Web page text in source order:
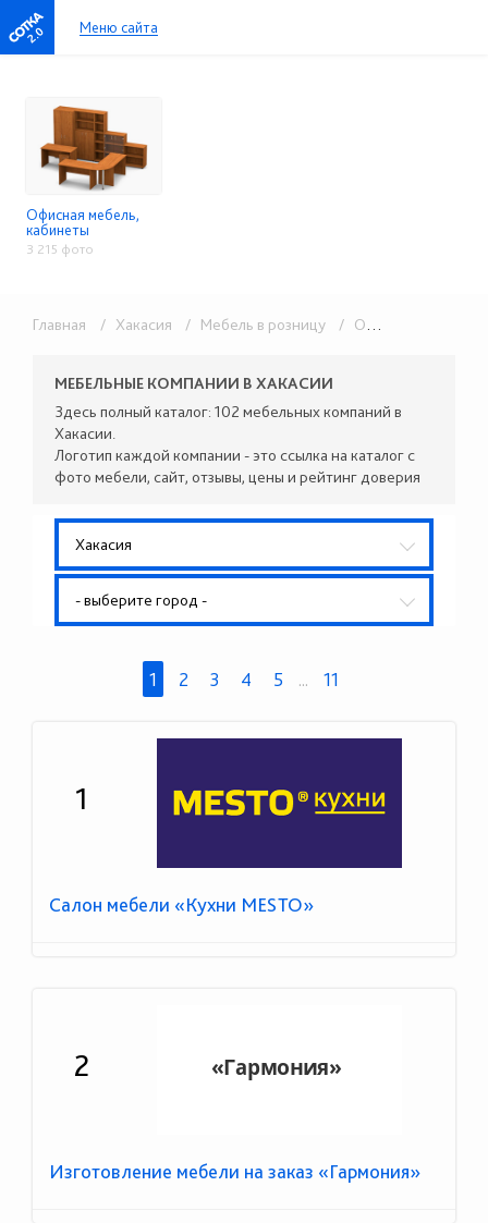
2.0 Меню сайта
Офисная мебель,
кабинеты
3 215 фото
Главная / Хакасия / Мебель в розницу / Офисная мебель, кабинеты
МЕБЕЛЬНЫЕ КОМПАНИИ В ХАКАСИИ
Здесь полный каталог: 102 мебельных компаний в
Хакасии.
Логотип каждой компании - это ссылка на каталог с
фото мебели, сайт, отзывы, цены и рейтинг доверия
Хакасия
- выберите город -
1 2 3 4 5 ... 11
1
Салон мебели «Кухни MESTO»
2
Изготовление мебели на заказ «Гармония»